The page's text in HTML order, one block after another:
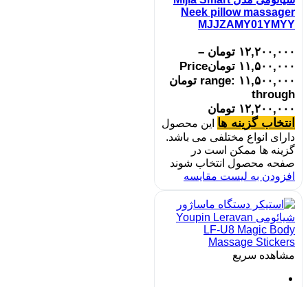
Neek pillow massager
MJJZAMY01YMYY
۱۲,۲۰۰,۰۰۰ تومان –
۱۱,۵۰۰,۰۰۰ تومانPrice
range: ۱۱,۵۰۰,۰۰۰ تومان
through
۱۲,۲۰۰,۰۰۰ تومان
انتخاب گزینه ها این محصول
دارای انواع مختلفی می باشد.
گزینه ها ممکن است در
صفحه محصول انتخاب شوند
افزودن به لیست مقایسه
مشاهده سریع